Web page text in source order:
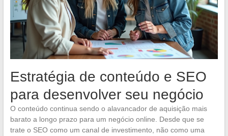
Estratégia de conteúdo e SEO
para desenvolver seu negócio
O conteúdo continua sendo o alavancador de aquisição mais
barato a longo prazo para um negócio online. Desde que se
trate o SEO como um canal de investimento, não como uma